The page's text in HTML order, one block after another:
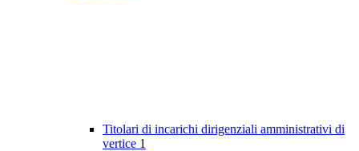
Titolari di incarichi dirigenziali amministrativi di
vertice 1